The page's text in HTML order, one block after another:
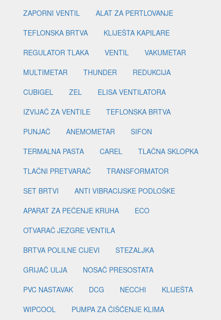
ZAPORNI VENTIL
ALAT ZA PERTLOVANJE
TEFLONSKA BRTVA
KLIJEŠTA KAPILARE
REGULATOR TLAKA
VENTIL
VAKUMETAR
MULTIMETAR
THUNDER
REDUKCIJA
CUBIGEL
ZEL
ELISA VENTILATORA
IZVIJAČ ZA VENTILE
TEFLONSKA BRTVA
PUNJAČ
ANEMOMETAR
SIFON
TERMALNA PASTA
CAREL
TLAČNA SKLOPKA
TLAČNI PRETVARAČ
TRANSFORMATOR
SET BRTVI
ANTI VIBRACIJSKE PODLOŠKE
APARAT ZA PEČENJE KRUHA
ECO
OTVARAČ JEZGRE VENTILA
BRTVA POLILNE CIJEVI
STEZALJKA
GRIJAČ ULJA
NOSAČ PRESOSTATA
PVC NASTAVAK
DCG NECCHI
KLIJEŠTA
WIPCOOL
PUMPA ZA ČIŠĆENJE KLIMA